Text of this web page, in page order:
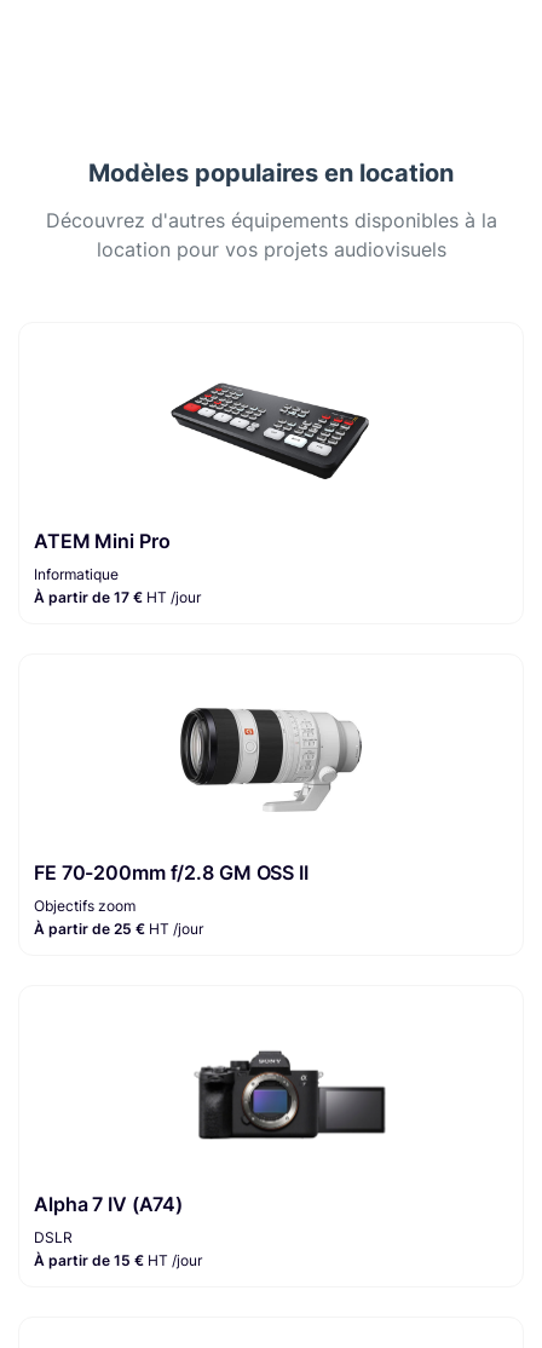
Modèles populaires en location
Découvrez d'autres équipements disponibles à la
location pour vos projets audiovisuels
ATEM Mini Pro
Informatique
À partir de 17 € HT /jour
FE 70-200mm f/2.8 GM OSS II
Objectifs zoom
À partir de 25 € HT /jour
Alpha 7 IV (A74)
DSLR
À partir de 15 € HT /jour